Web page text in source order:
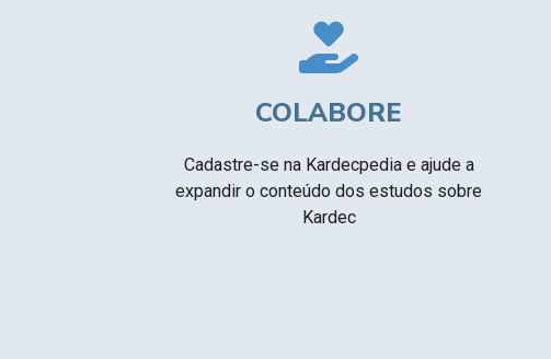
COLABORE
Cadastre-se na Kardecpedia e ajude a
expandir o conteúdo dos estudos sobre
Kardec